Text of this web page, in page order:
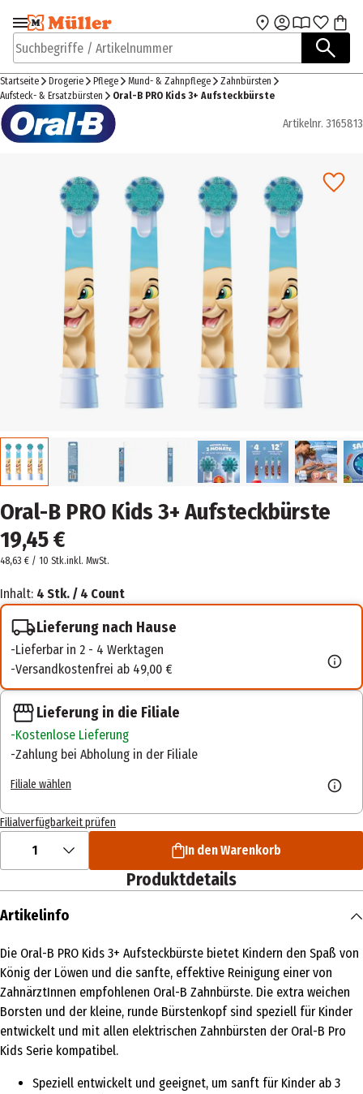
Zur Navigation
springen
Zum Hauptinhalt
Suchbegriffe / Artikelnummer
Startseite Drogerie Pflege Mund- & Zahnpflege
Zahnbürsten
Aufsteck- & Ersatzbürsten
Oral-B PRO Kids 3+ Aufsteckbürste
Artikelnr. 3165813
Oral-B PRO Kids 3+ Aufsteckbürste
19,45 €
48,63 € / 10 Stk.inkl. MwSt.
Inhalt: 4 Stk. / 4 Count
Lieferung nach Hause
Lieferbar in 2 - 4 Werktagen
Versandkostenfrei ab 49,00 €
Lieferung in die Filiale
Kostenlose Lieferung
Zahlung bei Abholung in der Filiale
Filiale wählen
Filialverfügbarkeit prüfen
1 In den Warenkorb
Produktdetails
Artikelinfo
Die Oral-B PRO Kids 3+ Aufsteckbürste bietet Kindern den Spaß von
König der Löwen und die sanfte, effektive Reinigung einer von
ZahnärztInnen empfohlenen Oral-B Zahnbürste. Die extra weichen
Borsten und der kleine, runde Bürstenkopf sind speziell für Kinder
entwickelt und mit allen elektrischen Zahnbürsten der Oral-B Pro
Kids Serie kompatibel.
Speziell entwickelt und geeignet, um sanft für Kinder ab 3